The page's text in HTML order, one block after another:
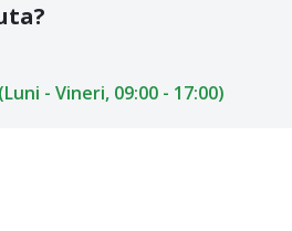
- Vineri, 09:00 - 17:00)